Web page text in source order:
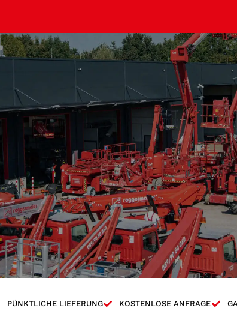
PÜNKTLICHE LIEFERUNG KOSTENLOSE ANFRAGE